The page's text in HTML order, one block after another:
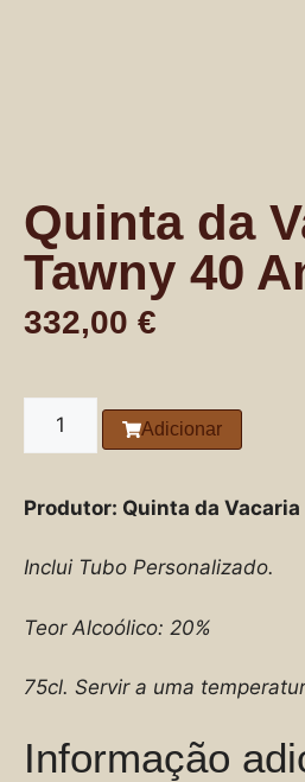
Quinta da
Tawny 40
332,00 €
Adicionar
Produtor: Quinta da Vacaria
Inclui Tubo Personalizado.
Teor Alcoólico: 20%
75cl. Servir a uma
Informação